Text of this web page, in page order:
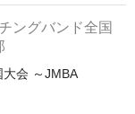
ングバンド全国
会 ～JMBA